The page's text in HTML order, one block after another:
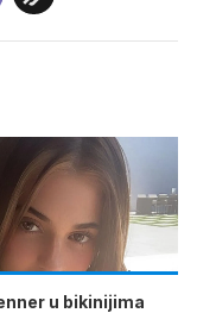
u bikinijima